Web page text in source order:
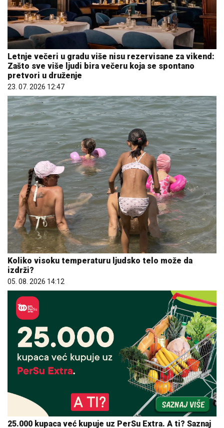
Letnje večeri u gradu više nisu rezervisane za vikend:
Zašto sve više ljudi bira večeru koja se spontano
pretvori u druženje
23. 07. 2026 12:47
Koliko visoku temperaturu ljudsko telo može da
izdrži?
05. 08. 2026 14:12
25.000 kupaca već kupuje uz PerSu Extra. A ti? Saznaj